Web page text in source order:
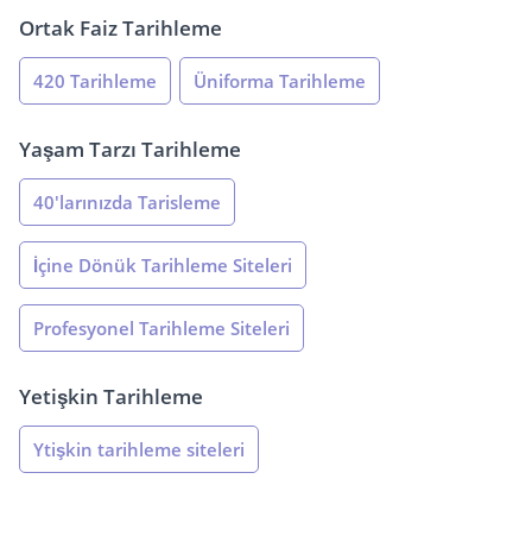
Ortak Faiz Tarihleme
420 Tarihleme Üniforma Tarihleme
Yaşam Tarzı Tarihleme
40'larınızda Tarisleme
İçine Dönük Tarihleme Siteleri
Profesyonel Tarihleme Siteleri
Yetişkin Tarihleme
Ytişkin tarihleme siteleri